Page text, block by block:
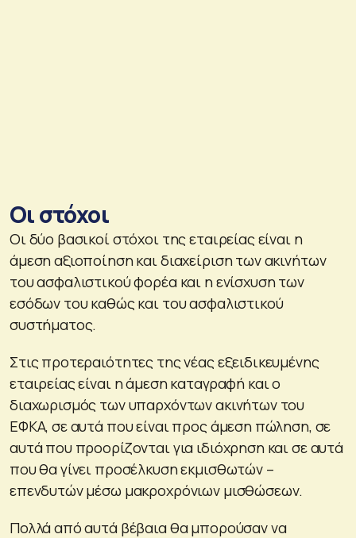
Οι στόχοι
Οι δύο βασικοί στόχοι της εταιρείας είναι η
άμεση αξιοποίηση και διαχείριση των ακινήτων
του ασφαλιστικού φορέα και η ενίσχυση των
εσόδων του καθώς και του ασφαλιστικού
συστήματος.
Στις προτεραιότητες της νέας εξειδικευμένης
εταιρείας είναι η άμεση καταγραφή και ο
διαχωρισμός των υπαρχόντων ακινήτων του
ΕΦΚΑ, σε αυτά που είναι προς άμεση πώληση, σε
αυτά που προορίζονται για ιδιόχρηση και σε αυτά
που θα γίνει προσέλκυση εκμισθωτών –
επενδυτών μέσω μακροχρόνιων μισθώσεων.
Πολλά από αυτά βέβαια θα μπορούσαν να